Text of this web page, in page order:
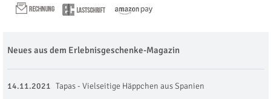
Neues aus dem Erlebnisgeschenke-Magazin
14.11.2021 Tapas - Vielseitige Häppchen aus Spanien